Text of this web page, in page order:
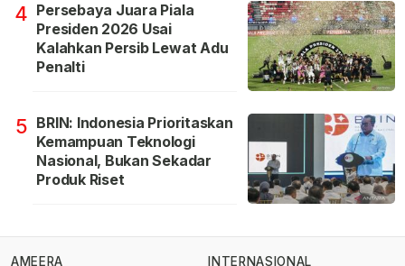
4 Persebaya Juara Piala
Presiden 2026 Usai
Kalahkan Persib Lewat Adu
Penalti
5 BRIN: Indonesia Prioritaskan
Kemampuan Teknologi
Nasional, Bukan Sekadar
Produk Riset
AMEERA INTERNASIONAL